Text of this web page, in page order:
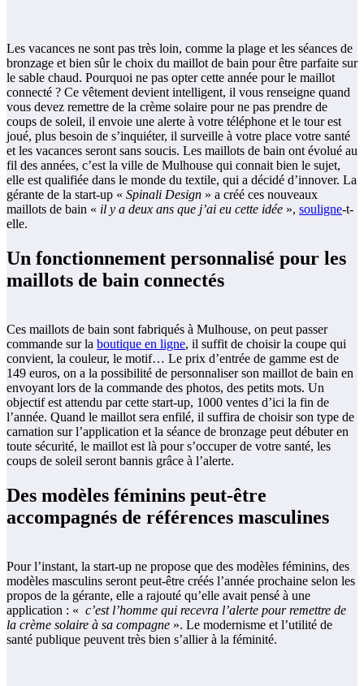
Les vacances ne sont pas très loin, comme la plage et les séances de
bronzage et bien sûr le choix du maillot de bain pour être parfaite sur
le sable chaud. Pourquoi ne pas opter cette année pour le maillot
connecté ? Ce vêtement devient intelligent, il vous renseigne quand
vous devez remettre de la crème solaire pour ne pas prendre de
coups de soleil, il envoie une alerte à votre téléphone et le tour est
joué, plus besoin de s’inquiéter, il surveille à votre place votre santé
et les vacances seront sans soucis. Les maillots de bain ont évolué au
fil des années, c’est la ville de Mulhouse qui connait bien le sujet,
elle est qualifiée dans le monde du textile, qui a décidé d’innover. La
gérante de la start-up « Spinali Design » a créé ces nouveaux
maillots de bain « il y a deux ans que j’ai eu cette idée », souligne-t-
elle.
Un fonctionnement personnalisé pour les
maillots de bain connectés
Ces maillots de bain sont fabriqués à Mulhouse, on peut passer
commande sur la boutique en ligne, il suffit de choisir la coupe qui
convient, la couleur, le motif… Le prix d’entrée de gamme est de
149 euros, on a la possibilité de personnaliser son maillot de bain en
envoyant lors de la commande des photos, des petits mots. Un
objectif est attendu par cette start-up, 1000 ventes d’ici la fin de
l’année. Quand le maillot sera enfilé, il suffira de choisir son type de
carnation sur l’application et la séance de bronzage peut débuter en
toute sécurité, le maillot est là pour s’occuper de votre santé, les
coups de soleil seront bannis grâce à l’alerte.
Des modèles féminins peut-être
accompagnés de références masculines
Pour l’instant, la start-up ne propose que des modèles féminins, des
modèles masculins seront peut-être créés l’année prochaine selon les
propos de la gérante, elle a rajouté qu’elle avait pensé à une
application : « c’est l’homme qui recevra l’alerte pour remettre de
la crème solaire à sa compagne ». Le modernisme et l’utilité de
santé publique peuvent très bien s’allier à la féminité.